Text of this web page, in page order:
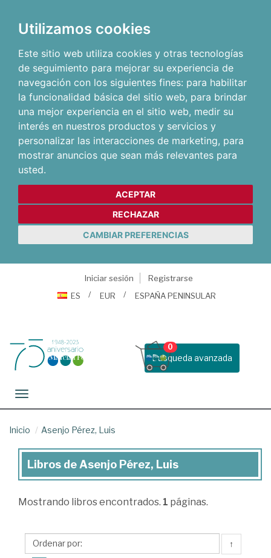
Utilizamos cookies
Este sitio web utiliza cookies y otras tecnologías
de seguimiento para mejorar su experiencia de
navegación con los siguientes fines: para habilitar
la funcionalidad básica del sitio web, para brindar
una mejor experiencia en el sitio web, medir su
interés en nuestros productos y servicios y
personalizar las interacciones de marketing, para
mostrar anuncios que sean más relevantes para
usted.
ACEPTAR
RECHAZAR
CAMBIAR PREFERENCIAS
Iniciar sesión
Registrarse
ES
EUR ESPAÑA PENINSULAR
Busqueda avanzada
0
Toggle navigation
Inicio Asenjo Pérez, Luis
Libros
Asenjo
Luis
Libros de Asenjo Pérez, Luis
Mostrando libros encontrados. 1 páginas.
↑